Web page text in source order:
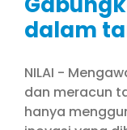
dalam
NILAI -
dan meracun
hanya